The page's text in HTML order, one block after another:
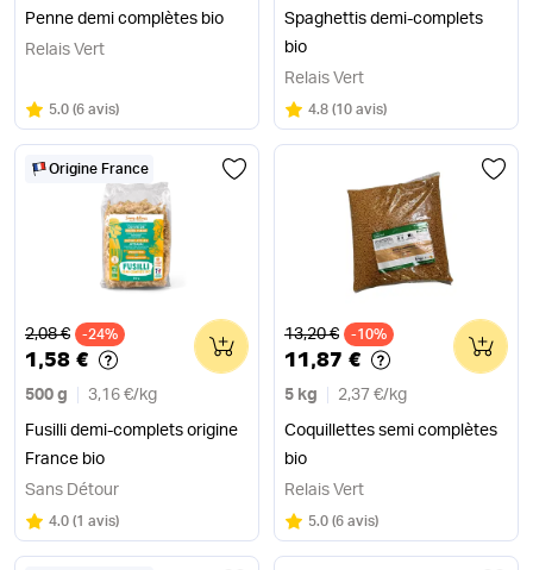
Penne demi complètes bio
Relais Vert
Note
5.0 sur 5
(6 avis)
Spaghettis demi-complets
bio
Relais Vert
Note
4.8 sur 5
(10 avis)
Origine France
Ancien prix
2,08 € -24%
1,58 €
500 g 3,16 €/ kg
Fusilli demi-complets origine
France bio
0
Sans Détour
Note
4.0 sur 5
(1 avis)
Ancien prix
13,20 € -10%
11,87 €
5 kg 2,37 €/ kg
Coquillettes semi complètes
bio
0
Relais Vert
Note
5.0 sur 5
(6 avis)